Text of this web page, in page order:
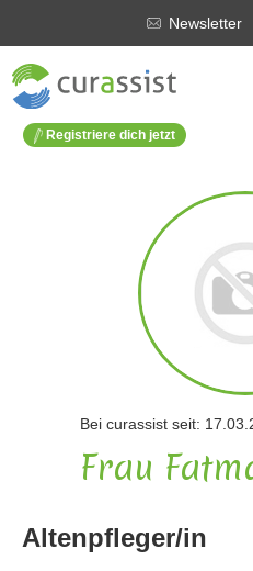
Newsletter
Registriere dich jetzt
Bei curassist seit:
Frau
Altenpfleger/in